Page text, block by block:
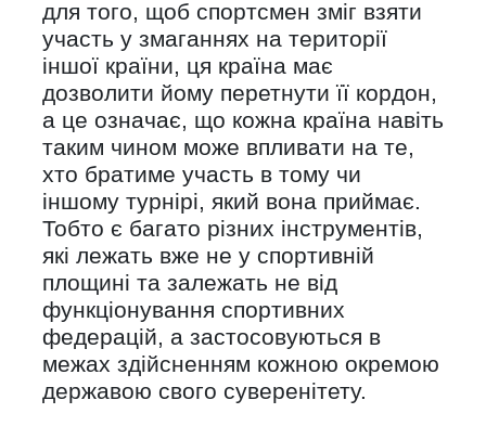
для того, щоб спортсмен зміг взяти
участь у змаганнях на території
іншої країни, ця країна має
дозволити йому перетнути її кордон,
а це означає, що кожна країна навіть
таким чином може впливати на те,
хто братиме участь в тому чи
іншому турнірі, який вона приймає.
Тобто є багато різних інструментів,
які лежать вже не у спортивній
площині та залежать не від
функціонування спортивних
федерацій, а застосовуються в
межах здійсненням кожною окремою
державою свого суверенітету.